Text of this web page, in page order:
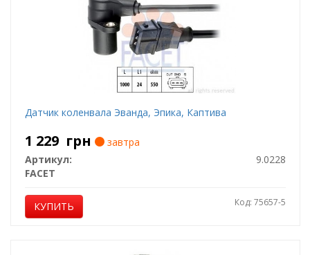
Датчик коленвала Эванда, Эпика, Каптива
1 229 грн
завтра
Артикул:
9.0228
FACET
КУПИТЬ Код: 75657-5